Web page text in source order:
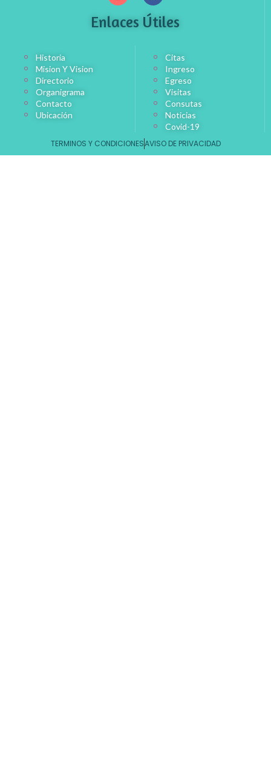
Enlaces Útiles
Historia
Mision Y Vision
Directorio
Organigrama
Contacto
Ubicación
Citas
Ingreso
Egreso
Visitas
Consutas
Noticias
Covid-19
TERMINOS Y CONDICIONESAVISO DE PRIVACIDAD